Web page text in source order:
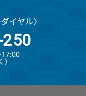
イヤル〉
）